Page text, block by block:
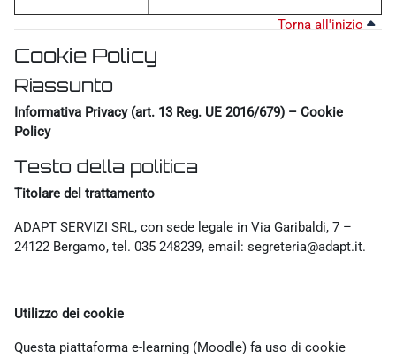
Torna all'inizio
Cookie Policy
Riassunto
Informativa Privacy (art. 13 Reg. UE 2016/679) – Cookie
Policy
Testo della politica
Titolare del trattamento
ADAPT SERVIZI SRL, con sede legale in Via Garibaldi, 7 –
24122 Bergamo, tel. 035 248239, email: segreteria@adapt.it.
Utilizzo dei cookie
Questa piattaforma e-learning (Moodle) fa uso di cookie